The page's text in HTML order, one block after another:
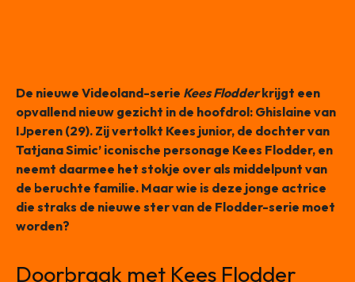
De nieuwe Videoland-serie Kees Flodderkrijgt een
opvallend nieuw gezicht in de hoofdrol: Ghislaine van
IJperen (29). Zij vertolkt Kees junior, de dochter van
Tatjana Simic’ iconische personage Kees Flodder, en
neemt daarmee het stokje over als middelpunt van
de beruchte familie. Maar wie is deze jonge actrice
die straks de nieuwe ster van de Flodder-serie moet
worden?
Doorbraak met Kees Flodder